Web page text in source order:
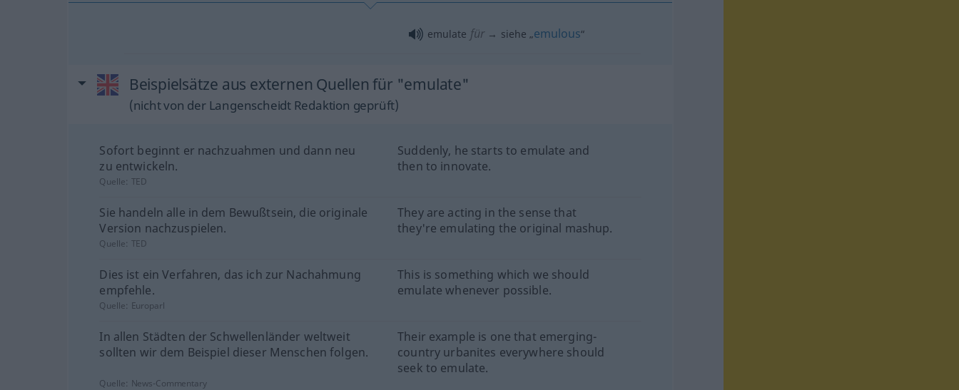
emulate für → siehe „emulous“
Beispielsätze aus externen Quellen für "emulate"
(nicht von der Langenscheidt Redaktion geprüft)
Sofort beginnt er nachzuahmen und dann neu
zu entwickeln.
Suddenly, he starts to emulate and
then to innovate.
Quelle: TED
Sie handeln alle in dem Bewußtsein, die originale
Version nachzuspielen.
They are acting in the sense that
they're emulating the original mashup.
Quelle: TED
Dies ist ein Verfahren, das ich zur Nachahmung
empfehle.
This is something which we should
emulate whenever possible.
Quelle: Europarl
In allen Städten der Schwellenländer weltweit
sollten wir dem Beispiel dieser Menschen folgen.
Their example is one that emerging-
country urbanites everywhere should
seek to emulate.
Quelle: News-Commentary